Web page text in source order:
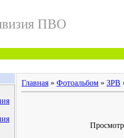
ПВО
Главная » Фотоальбом » ЗРВ